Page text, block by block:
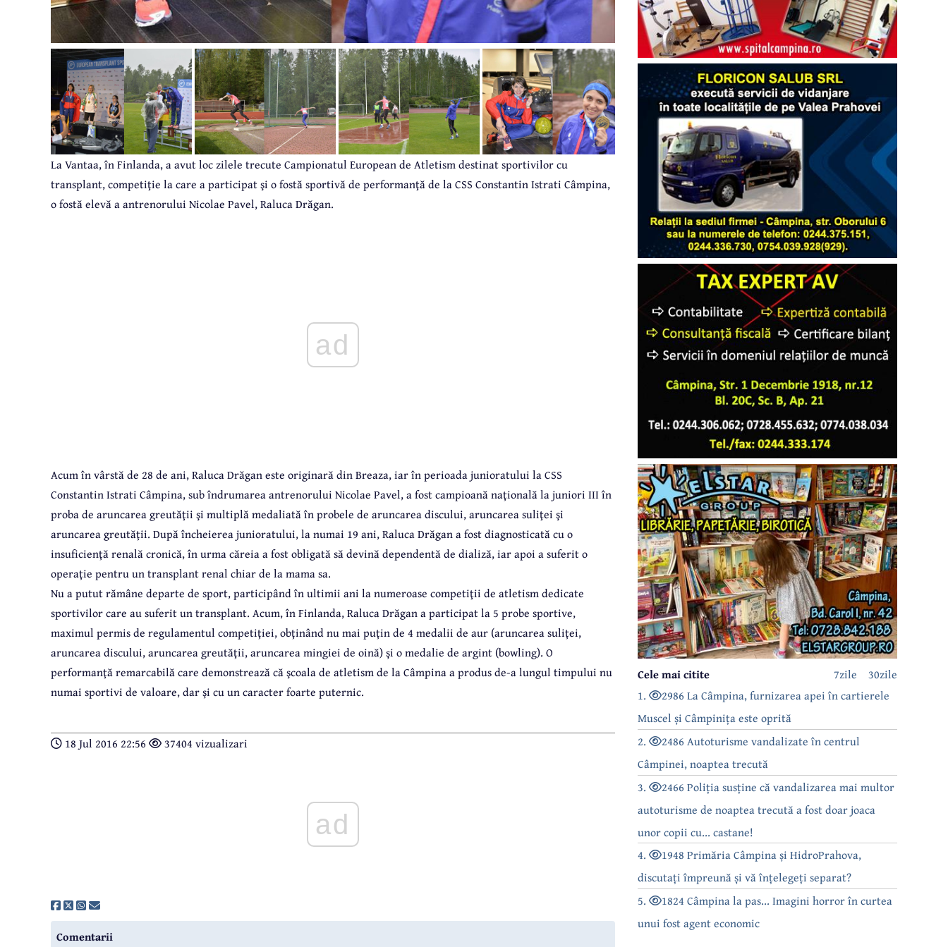
La Vantaa, în Finlanda, a avut loc zilele trecute Campionatul European de Atletism destinat sportivilor cu
transplant, competiţie la care a participat şi o fostă sportivă de performanţă de la CSS Constantin Istrati Câmpina,
o fostă elevă a antrenorului Nicolae Pavel, Raluca Drăgan.
ad
Acum în vârstă de 28 de ani, Raluca Drăgan este originară din Breaza, iar în perioada junioratului la CSS
Constantin Istrati Câmpina, sub îndrumarea antrenorului Nicolae Pavel, a fost campioană naţională la juniori III în
proba de aruncarea greutăţii şi multiplă medaliată în probele de aruncarea discului, aruncarea suliţei şi
aruncarea greutăţii. După încheierea junioratului, la numai 19 ani, Raluca Drăgan a fost diagnosticată cu o
insuficienţă renală cronică, în urma căreia a fost obligată să devină dependentă de dializă, iar apoi a suferit o
operaţie pentru un transplant renal chiar de la mama sa.
Nu a putut rămâne departe de sport, participând în ultimii ani la numeroase competiţii de atletism dedicate
sportivilor care au suferit un transplant. Acum, în Finlanda, Raluca Drăgan a participat la 5 probe sportive,
maximul permis de regulamentul competiţiei, obţinând nu mai puţin de 4 medalii de aur (aruncarea suliţei,
aruncarea discului, aruncarea greutăţii, aruncarea mingiei de oină) şi o medalie de argint (bowling). O
performanţă remarcabilă care demonstrează că şcoala de atletism de la Câmpina a produs de-a lungul timpului nu
numai sportivi de valoare, dar şi cu un caracter foarte puternic.
18 Jul 2016 22:56 37404 vizualizari
ad
Comentarii
30zile
7zile
Cele mai citite
1.
2986 La Câmpina, furnizarea apei în cartierele
Muscel și Câmpinița este oprită
2.
2486 Autoturisme vandalizate în centrul
Câmpinei, noaptea trecută
3.
2466 Poliția susține că vandalizarea mai multor
autoturisme de noaptea trecută a fost doar joaca
unor copii cu... castane!
4.
1948 Primăria Câmpina și HidroPrahova,
discutați împreună și vă înțelegeți separat?
5.
1824 Câmpina la pas... Imagini horror în curtea
unui fost agent economic